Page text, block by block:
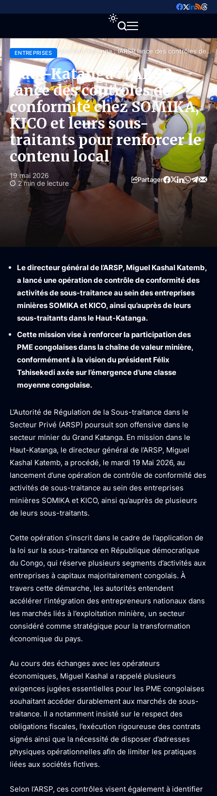
Accueil Entreprises Haut-Katanga : l’ARSP lance des contrôles de
conformité chez SOMIKA, KICO et leurs sous-
traitants pour renforcer le contenu local
ENTREPRISES
Haut-Katanga : l’ARSP
lance des contrôles de
conformité chez SOMIKA,
KICO et leurs sous-
traitants pour renforcer le
contenu local
19 mai 2026
2 min de lecture
Partager
Le directeur général de l’ARSP, Miguel Kashal Katemb,
a lancé une opération de contrôle de conformité des
activités de sous-traitance au sein des entreprises
minières SOMIKA et KICO, ainsi qu’auprès de leurs
sous-traitants dans le Haut-Katanga.
Cette mission vise à renforcer la participation des
PME congolaises dans la chaîne de valeur minière,
conformément à la vision du président Félix
Tshisekedi axée sur l’émergence d’une classe
moyenne congolaise.
L’Autorité de Régulation de la Sous-traitance dans le
Secteur Privé (ARSP) poursuit son offensive dans le
secteur minier du Grand Katanga. En mission dans le
Haut-Katanga, le directeur général de l’ARSP, Miguel
Kashal Katemb, a procédé, le mardi 19 Mai 2026, au
lancement d’une opération de contrôle de conformité des
activités de sous-traitance au sein des entreprises
minières SOMIKA et KICO, ainsi qu’auprès de plusieurs
de leurs sous-traitants.
Cette opération s’inscrit dans le cadre de l’application de
la loi sur la sous-traitance en République démocratique
du Congo, qui réserve plusieurs segments d’activités aux
entreprises à capitaux majoritairement congolais. À
travers cette démarche, les autorités entendent
accélérer l’intégration des entrepreneurs nationaux dans
les marchés liés à l’exploitation minière, un secteur
considéré comme stratégique pour la transformation
économique du pays.
Au cours des échanges avec les opérateurs
économiques, Miguel Kashal a rappelé plusieurs
exigences jugées essentielles pour les PME congolaises
souhaitant accéder durablement aux marchés de sous-
traitance. Il a notamment insisté sur le respect des
obligations fiscales, l’exécution rigoureuse des contrats
signés ainsi que la nécessité de disposer d’adresses
physiques opérationnelles afin de limiter les pratiques
liées aux sociétés fictives.
Selon l’ARSP, ces contrôles visent également à identifier